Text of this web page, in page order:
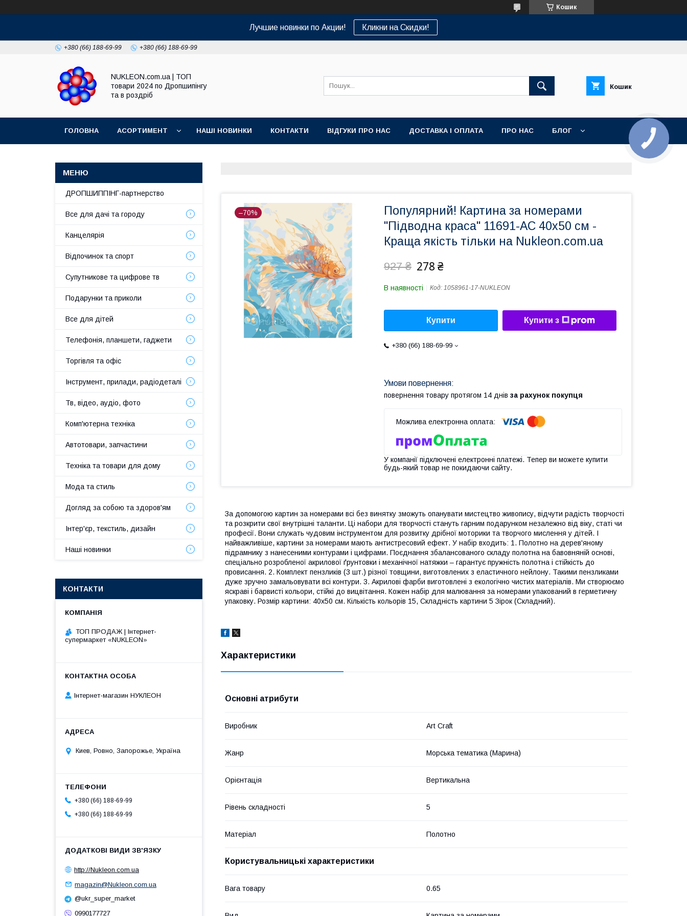
Кошик
Лучшие новинки по Акции! Кликни на Скидки!
+380 (66) 188-69-99 +380 (66) 188-69-99
NUKLEON.com.ua | ТОП
товари 2024 по Дропшипінгу
та в роздріб
Кошик
ГОЛОВНА АСОРТИМЕНТ НАШІ НОВИНКИ КОНТАКТИ ВІДГУКИ ПРО НАС ДОСТАВКА І ОПЛАТА ПРО НАС БЛОГ
–70%
Популярний! Картина за номерами
"Підводна краса" 11691-AC 40х50 см -
Краща якість тільки на Nukleon.com.ua
927 ₴ 278 ₴
В наявності Код: 1058961-17-NUKLEON
Купити Купити з
+380 (66) 188-69-99
повернення товару протягом 14 днів за рахунок покупця
У компанії підключені електронні платежі. Тепер ви можете купити
будь-який товар не покидаючи сайту.
За допомогою картин за номерами всі без винятку зможуть опанувати мистецтво живопису, відчути радість творчості
та розкрити свої внутрішні таланти. Ці набори для творчості стануть гарним подарунком незалежно від віку, статі чи
професії. Вони служать чудовим інструментом для розвитку дрібної моторики та творчого мислення у дітей. І
найважливіше, картини за номерами мають антистресовий ефект. У набір входить: 1. Полотно на дерев'яному
підрамнику з нанесеними контурами і цифрами. Поєднання збалансованого складу полотна на бавовняній основі,
спеціально розробленої акрилової ґрунтовки і механічної натяжки – гарантує пружність полотна і стійкість до
провисання. 2. Комплект пензликів (3 шт.) різної товщини, виготовлених з еластичного нейлону. Такими пензликами
дуже зручно замальовувати всі контури. 3. Акрилові фарби виготовлені з екологічно чистих матеріалів. Ми створюємо
яскраві і барвисті кольори, стійкі до вицвітання. Кожен набір для малювання за номерами упакований в герметичну
упаковку. Розмір картини: 40х50 см. Кількість кольорів 15, Складність картини 5 Зірок (Складний).
Характеристики
Основні атрибути
Виробник Art Craft
Жанр Морська тематика (Марина)
Орієнтація Вертикальна
Рівень складності 5
Матеріал Полотно
Користувальницькі характеристики
Вага товару 0.65
ДРОПШИППІНГ-партнерство
Все для дачі та городу
Канцелярія
Відпочинок та спорт
Супутникове та цифрове тв
Подарунки та приколи
Все для дітей
Телефонія, планшети, гаджети
Торгівля та офіс
Інструмент, прилади, радіодеталі
Тв, відео, аудіо, фото
Комп'ютерна техніка
Автотовари, запчастини
Техніка та товари для дому
Мода та стиль
Догляд за собою та здоров'ям
Інтер'єр, текстиль, дизайн
Наші новинки
КОНТАКТИ
ТОП ПРОДАЖ | Інтернет-
супермаркет «NUKLEON»
Інтернет-магазин НУКЛЕОН
Киев, Ровно, Запорожье, Україна
+380 (66) 188-69-99
+380 (66) 188-69-99
http://Nukleon.com.ua
magazin@Nukleon.com.ua
@ukr_super_market
0990177727